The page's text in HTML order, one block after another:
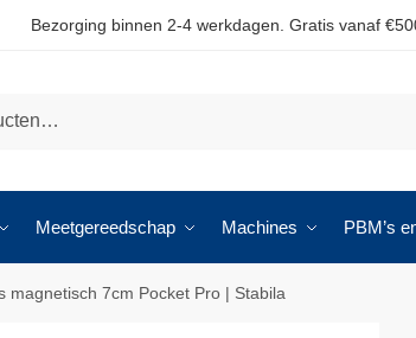
Bezorging binnen 2-4 werkdagen. Gratis vanaf
Meetgereedschap Machines PBM’s
magnetisch 7cm Pocket Pro | Stabila